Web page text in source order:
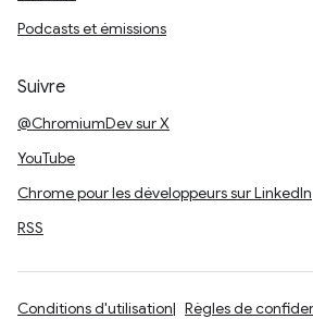
Podcasts et émissions
Suivre
@ChromiumDev sur X
YouTube
Chrome pour les développeurs sur LinkedIn
RSS
Conditions d'utilisation
Règles de